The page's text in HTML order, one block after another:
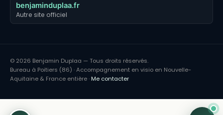
benjaminduplaa.fr
Autre site officiel
© 2026 Benjamin Duplaa — Tous droits réservés.
Bureau à Poitiers (86) · Accompagnement en visio en Nouvelle-
Aquitaine & France entière ·Me contacter